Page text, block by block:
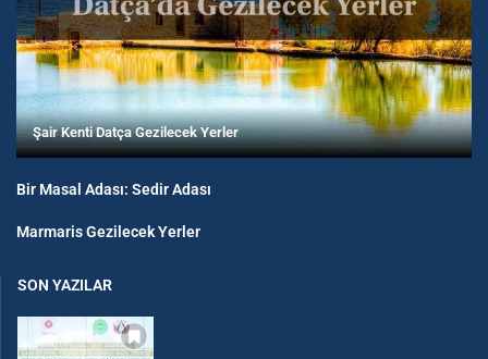
Şair Kenti Datça Gezilecek Yerler
Bir Masal Adası: Sedir Adası
Marmaris Gezilecek Yerler
SON YAZILAR